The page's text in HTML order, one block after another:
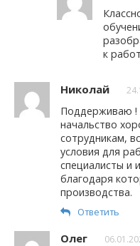
к
Николай
Поддерживаю !
начальство
сотрудникам,
условия для
специалисты и
благодаря
производства.
Ответить
Олег